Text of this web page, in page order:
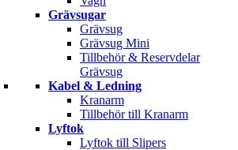
Grävsugar
Grävsug
Grävsug Mini
Tillbehör & Reservdelar
Grävsug
Kabel & Ledning
Kranarm
Tillbehör till Kranarm
Lyftok
Lyftok till Slipers